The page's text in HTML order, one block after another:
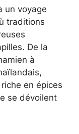
un voyage
traditions
De la
à
en épices
se dévoilent